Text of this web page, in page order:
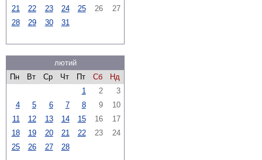
21
22 23 24 25 26
27
28
29 30 31
лютий
Пн
Вт Ср Чт Пт Сб
Нд
1
2
3
4
5 6 7 8 9
10
11
12 13 14 15 16
17
18
19 20 21 22 23
24
25
26 27 28